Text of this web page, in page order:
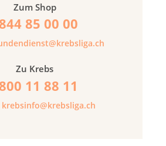
Zum Shop
85 00 00
Zu Krebs
11 88 11
krebsinfo@krebsliga.ch